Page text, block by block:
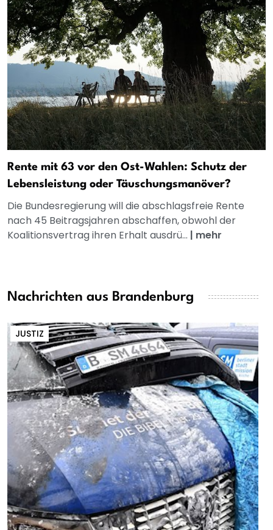
Rente mit 63 vor den Ost-Wahlen: Schutz der
Lebensleistung oder Täuschungsmanöver?
Die Bundesregierung will die abschlagsfreie Rente
nach 45 Beitragsjahren abschaffen, obwohl der
Koalitionsvertrag ihren Erhalt ausdrü... | mehr
Nachrichten aus Brandenburg
JUSTIZ